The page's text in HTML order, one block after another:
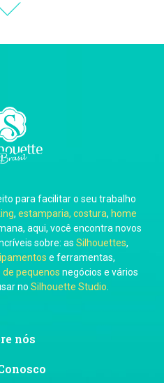
para facilitar o seu trabalho
, estamparia, costura, home
aqui, você encontra novos
sobre: as Silhouettes,
e ferramentas,
pequenos negócios e vários
no Silhouette Studio
nós